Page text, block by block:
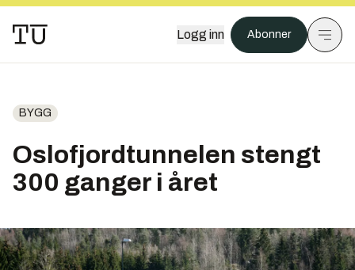
Logg inn Abonner
BYGG
Oslofjordtunnelen stengt
300 ganger i året